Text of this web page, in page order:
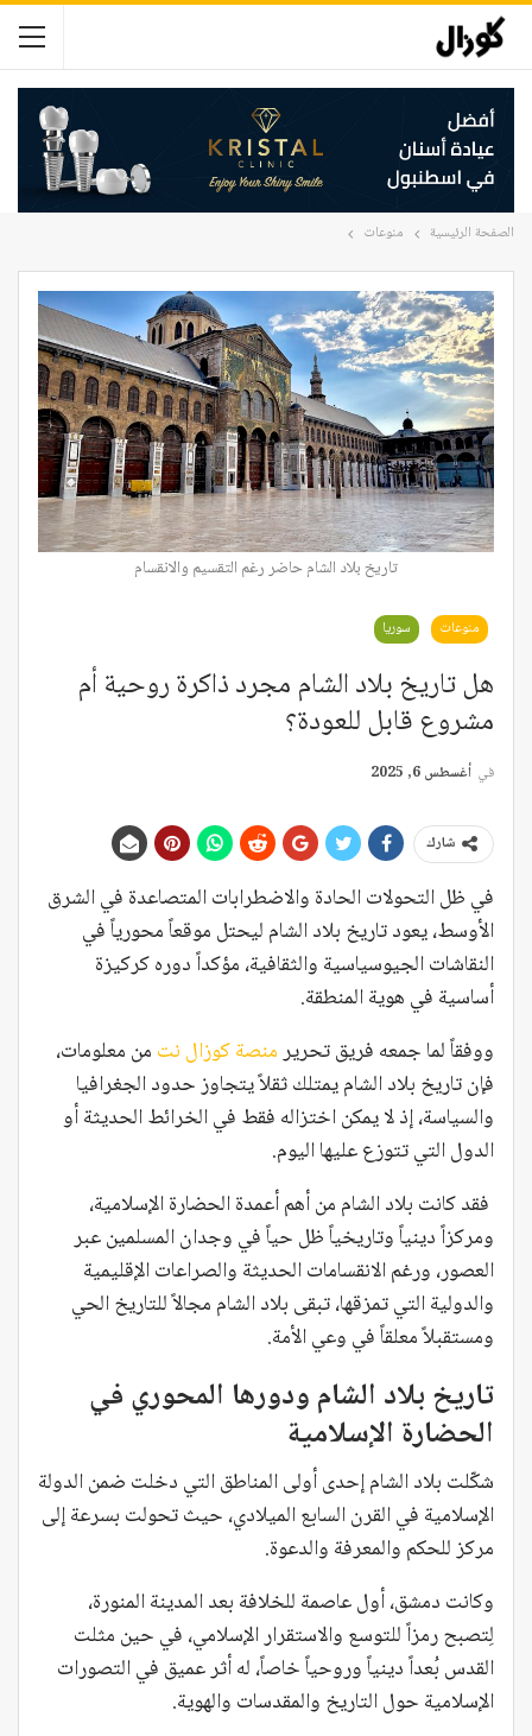
الصفحة الرئيسية منوعات
تاريخ بلاد الشام حاضر رغم التقسيم والانقسام
منوعات سوريا
هل تاريخ بلاد الشام مجرد ذاكرة روحية أم
مشروع قابل للعودة؟
في أغسطس 6, 2025
شارك
في ظل التحولات الحادة والاضطرابات المتصاعدة في الشرق
الأوسط، يعود تاريخ بلاد الشام ليحتل موقعاً محورياً في
النقاشات الجيوسياسية والثقافية، مؤكداً دوره كركيزة
أساسية في هوية المنطقة.
ووفقاً لما جمعه فريق تحريرمنصة كوزال نت من معلومات،
فإن تاريخ بلاد الشام يمتلك ثقلاً يتجاوز حدود الجغرافيا
والسياسة، إذ لا يمكن اختزاله فقط في الخرائط الحديثة أو
الدول التي تتوزع عليها اليوم.
فقد كانت بلاد الشام من أهم أعمدة الحضارة الإسلامية،
ومركزاً دينياً وتاريخياً ظل حياً في وجدان المسلمين عبر
العصور، ورغم الانقسامات الحديثة والصراعات الإقليمية
والدولية التي تمزقها، تبقى بلاد الشام مجالاً للتاريخ الحي
ومستقبلاً معلقاً في وعي الأمة.
تاريخ بلاد الشام ودورها المحوري في
الحضارة الإسلامية
شكّلت بلاد الشام إحدى أولى المناطق التي دخلت ضمن الدولة
الإسلامية في القرن السابع الميلادي، حيث تحولت بسرعة إلى
مركز للحكم والمعرفة والدعوة.
وكانت دمشق، أول عاصمة للخلافة بعد المدينة المنورة،
لِتصبح رمزاً للتوسع والاستقرار الإسلامي، في حين مثلت
القدس بُعداً دينياً وروحياً خاصاً، له أثر عميق في التصورات
الإسلامية حول التاريخ والمقدسات والهوية.